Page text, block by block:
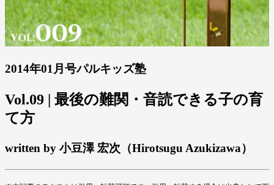
2014年01月号パルキッズ塾
Vol.09 | 最後の難関・音読できる子の育
て方
written by 小豆澤 宏次（Hirotsugu Azukizawa）